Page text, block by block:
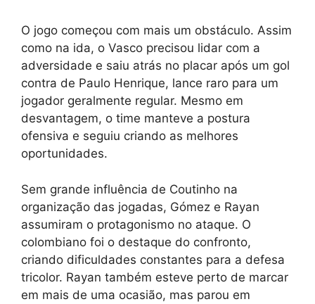
O jogo começou com mais um obstáculo. Assim
como na ida, o Vasco precisou lidar com a
adversidade e saiu atrás no placar após um gol
contra de Paulo Henrique, lance raro para um
jogador geralmente regular. Mesmo em
desvantagem, o time manteve a postura
ofensiva e seguiu criando as melhores
oportunidades.
Sem grande influência de Coutinho na
organização das jogadas, Gómez e Rayan
assumiram o protagonismo no ataque. O
colombiano foi o destaque do confronto,
criando dificuldades constantes para a defesa
tricolor. Rayan também esteve perto de marcar
em mais de uma ocasião, mas parou em